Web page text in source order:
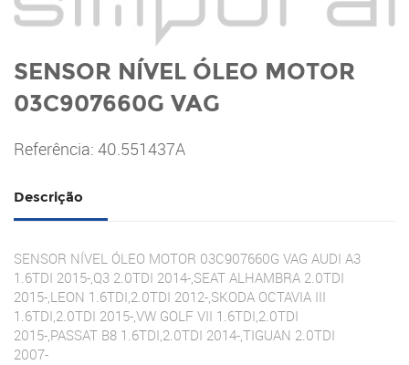
SENSOR NÍVEL ÓLEO MOTOR
03C907660G VAG
Referência: 40.551437A
Descrição
SENSOR NÍVEL ÓLEO MOTOR 03C907660G VAG AUDI A3
1.6TDI 2015-,Q3 2.0TDI 2014-,SEAT ALHAMBRA 2.0TDI
2015-,LEON 1.6TDI,2.0TDI 2012-,SKODA OCTAVIA III
1.6TDI,2.0TDI 2015-,VW GOLF VII 1.6TDI,2.0TDI
2015-,PASSAT B8 1.6TDI,2.0TDI 2014-,TIGUAN 2.0TDI
2007-